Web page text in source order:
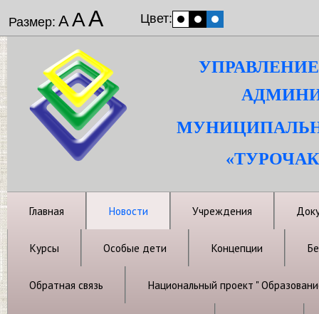
Размер: ААА Цвет:
Главная Новости Учреждения
Курсы Особые дети Концепции
Обратная связь Национальный проект "